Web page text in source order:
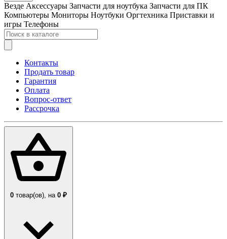
Везде Аксессуары Запчасти для ноутбука Запчасти для ПК
Компьютеры Мониторы Ноутбуки Оргтехника Приставки и
игры Телефоны
Контакты
Продать товар
Гарантия
Оплата
Вопрос-ответ
Рассрочка
0 товар(ов), на 0 ₽